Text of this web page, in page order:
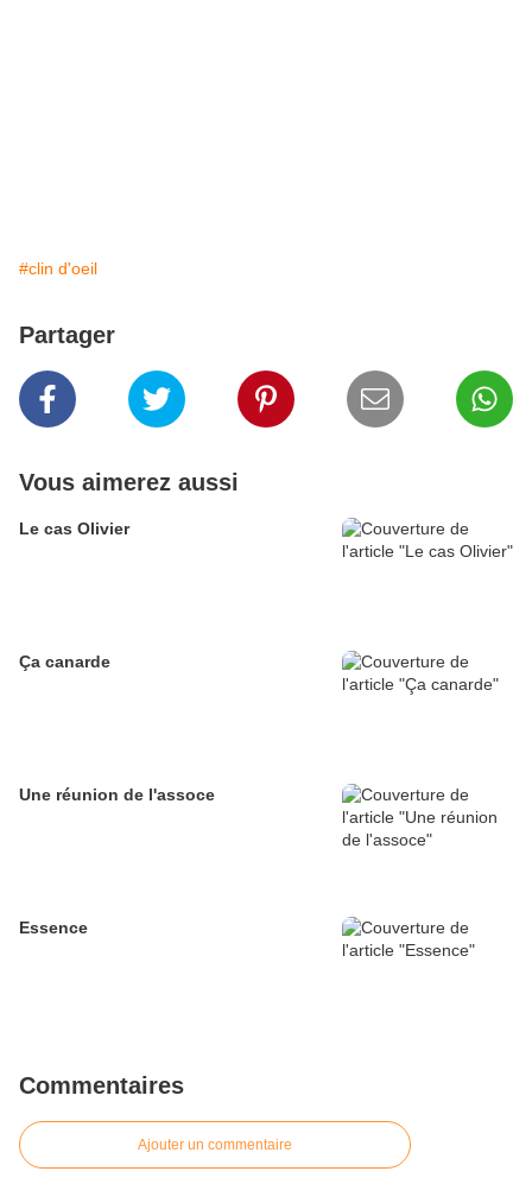
#clin d'oeil
Partager
Vous aimerez aussi
Le cas Olivier
Ça canarde
Une réunion de l'assoce
Essence
Commentaires
Ajouter un commentaire